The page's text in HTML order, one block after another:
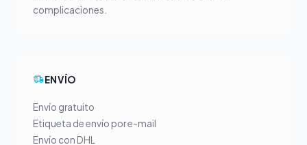
complicaciones.
ENVÍO
Envío gratuito
Etiqueta de envío por e-mail
Envío con DHL